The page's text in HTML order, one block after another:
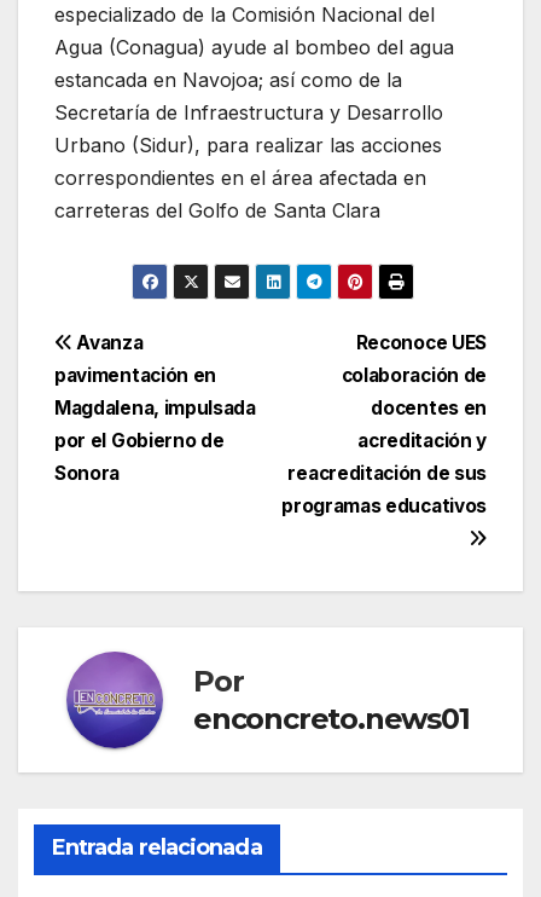
especializado de la Comisión Nacional del
Agua (Conagua) ayude al bombeo del agua
estancada en Navojoa; así como de la
Secretaría de Infraestructura y Desarrollo
Urbano (Sidur), para realizar las acciones
correspondientes en el área afectada en
carreteras del Golfo de Santa Clara
Navegación
de
entradas
Reconoce UES
colaboración de
docentes en
acreditación y
reacreditación de sus
programas educativos
Avanza
pavimentación en
Magdalena, impulsada
por el Gobierno de
Sonora
Por
enconcreto.news01
Entrada relacionada